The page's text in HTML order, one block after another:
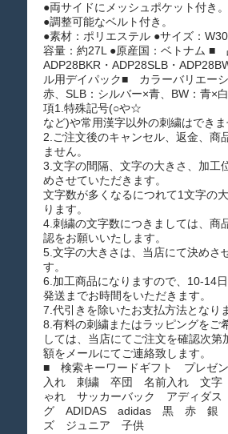
●両サイドにメッシュポケット付き。
●調整可能なベルト付き。
●素材：ポリエステル ●サイズ：
容量：約27L ●原産国：ベトナム ■
ADP28BKR・ADP28SLB・
ル用デイパック■ カラーバリエー
赤、SLB：シルバー×青、BW：青×
項1.特殊記号(○や☆
など)や常用漢字以外の刺繍はできま
2.ご注文後のキャンセル、返金、商
ません。
3.文字の間隔、文字の大きさ、加工
めさせていただきます。
文字数が多くなるにつれて1文字の
ります。
4.刺繍の文字数につきましては、商
認をお願いいたします。
5.文字の大きさは、当店にて決めさ
す。
6.加工商品になりますので、10-14
発送までお時間をいただきます。
7.代引きを除いたお支払方法となり
8.有料の刺繍またはラッピングをご
しては、当店にてご注文を確認次第
額をメールにてご連絡致します。
■ 検索キーワードギフト プレゼ
入れ 刺繍 卒団 名前入れ 文字
ゃれ サッカーバック アディダ
グ ADIDAS adidas 黒 赤 銀
ズ ジュニア 子供